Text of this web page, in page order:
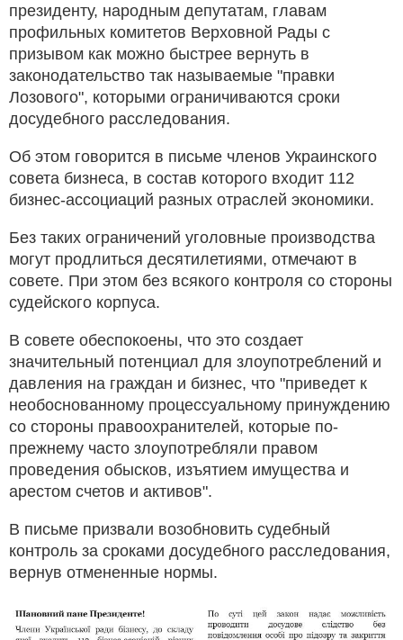
президенту, народным депутатам, главам
профильных комитетов Верховной Рады с
призывом как можно быстрее вернуть в
законодательство так называемые "правки
Лозового", которыми ограничиваются сроки
досудебного расследования.
Об этом говорится в письме членов Украинского
совета бизнеса, в состав которого входит 112
бизнес-ассоциаций разных отраслей экономики.
Без таких ограничений уголовные производства
могут продлиться десятилетиями, отмечают в
совете. При этом без всякого контроля со стороны
судейского корпуса.
В совете обеспокоены, что это создает
значительный потенциал для злоупотреблений и
давления на граждан и бизнес, что "приведет к
необоснованному процессуальному принуждению
со стороны правоохранителей, которые по-
прежнему часто злоупотребляли правом
проведения обысков, изъятием имущества и
арестом счетов и активов".
В письме призвали возобновить судебный
контроль за сроками досудебного расследования,
вернув отмененные нормы.